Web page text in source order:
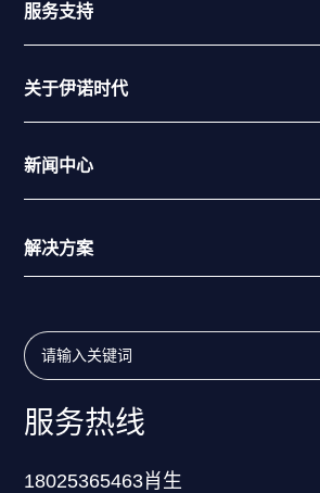
服务支持
关于伊诺时代
新闻中心
解决方案
服务热线
18025365463肖生